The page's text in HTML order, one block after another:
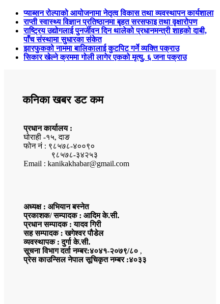
प्याब्सन रोल्पाको आयोजनामा नेतृत्व विकास तथा व्यवस्थापन कार्यशाला
राप्ती स्वास्थ्य विज्ञान प्रतिष्ठानमा बृहत सरसफाइ तथा वृक्षारोपण
राष्ट्रिय उद्योगलाई पुनर्जीवन दिन थालेको प्रधानमन्त्री शाहको दाबी,
पाँच संस्थामा सुधारका संकेत
झारफुकको नाममा बालिकालाई कुटपिट गर्ने व्यक्ति पक्राउ
सिकार खेल्ने क्रममा गोली लागेर एकको मृत्यु, ६ जना पक्राउ
कनिका खबर डट कम
प्रधान कार्यालय :
घोराही -१५, दाङ
फोन नं : ९८५७८-४००९०
९८५७८-३४२५३
Email : kanikakhabar@gmail.com
अध्यक्ष : अभियान बस्नेत
प्रकाशक/ सम्पादक : आदिम के.सी.
प्रधान सम्पादक : यादव गिरी
सह सम्पादक : खगेश्वर पौडेल
व्यवस्थापक : दुर्गा के.सी.
सूचना विभाग दर्ता नम्बर:४०४१-२०७९/८० ,
प्रेस काउन्सिल नेपाल सूचिकृत नम्बर :४०३३